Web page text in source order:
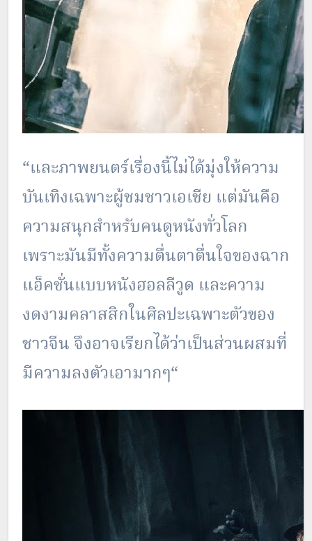
“และภาพยนตร์เรื่องนี้ไม่ได้มุ่งให้ความ
บันเทิงเฉพาะผู้ชมชาวเอเชีย แต่มันคือ
ความสนุกสำหรับคนดูหนังทั่วโลก
เพราะมันมีทั้งความตื่นตาตื่นใจของฉาก
แอ็คชั่นแบบหนังฮอลลีวูด และความ
งดงามคลาสสิกในศิลปะเฉพาะตัวของ
ชาวจีน จึงอาจเรียกได้ว่าเป็นส่วนผสมที่
มีความลงตัวเอามากๆ“